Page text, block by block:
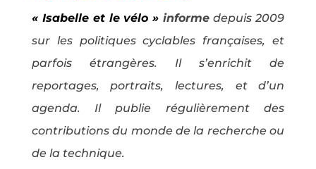
« Isabelle et le vélo » informe depuis 2009
sur les politiques cyclables françaises, et
parfois étrangères. Il s’enrichit de
reportages, portraits, lectures, et d’un
agenda. Il publie régulièrement des
contributions du monde de la recherche ou
de la technique.